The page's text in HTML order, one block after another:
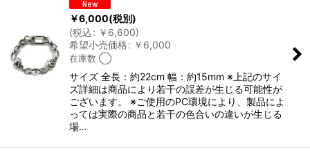
￥6,000(税別)
(税込: ￥ 6,600)
希望小売価格: ￥ 6,000
在庫数 ◯
サイズ 全長：約22cm 幅：約15mm ※上記のサイ
ズ詳細は商品により若干の誤差が生じる可能性が
ございます。 ※ご使用のPC環境により、製品によ
っては実際の商品と若干の色合いの違いが生じる
場…